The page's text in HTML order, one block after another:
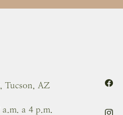
Tucson, AZ
a 4 p.m.